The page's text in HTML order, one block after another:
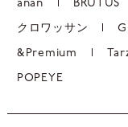
anan BRUTUS
クロワッサン
&Premium
POPEYE